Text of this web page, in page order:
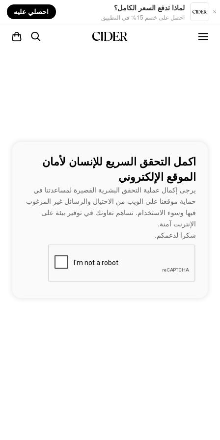
لماذا تدفع السعر الكامل؟
احصل على خصم 15% في التطبيق
احصلي عليه
اكمل التحقق السريع للإنسان لأمان
الموقع الإلكتروني
يرجى إكمال عملية التحقق البشرية القصيرة لمساعدتنا في
حماية موقعنا على الويب من الاحتيال والرسائل غير المرغوب
فيها وسوء الاستخدام. تساهم تعاونك في توفير بيئة على
الإنترنت آمنة.
شكرا لدعمكم.